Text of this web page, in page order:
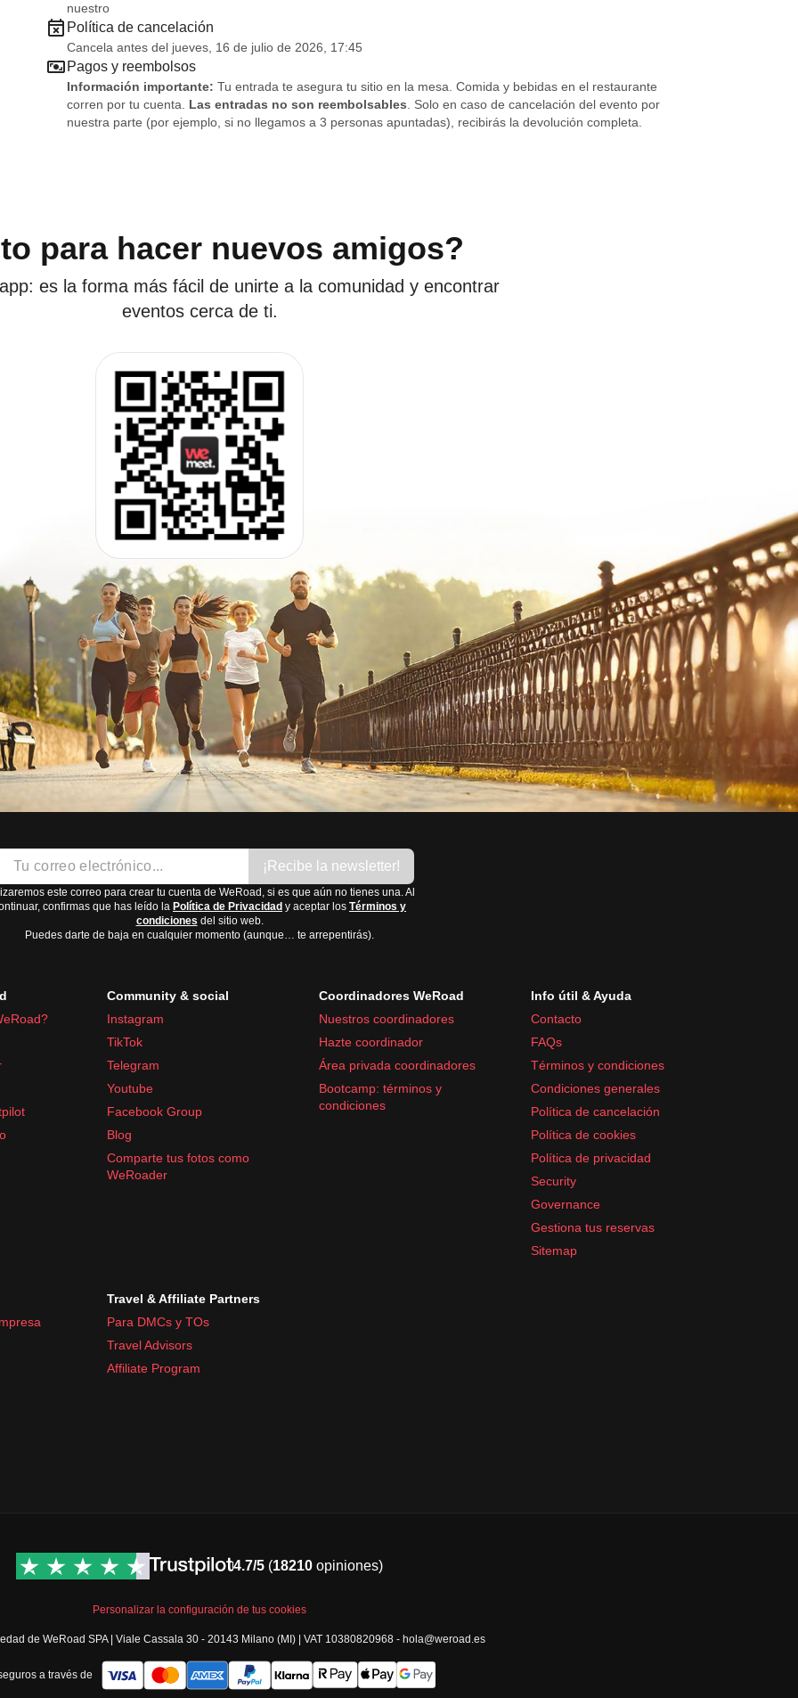
nuestro
Política de cancelación
Cancela antes del jueves, 16 de julio de 2026, 17:45
Pagos y reembolsos
Información importante: Tu entrada te asegura tu sitio en la mesa. Comida y bebidas en el restaurante
corren por tu cuenta. Las entradas no son reembolsables . Solo en caso de cancelación del evento por
nuestra parte (por ejemplo, si no llegamos a 3 personas apuntadas), recibirás la devolución completa.
para hacer nuevos amigos?
es la forma más fácil de unirte a la comunidad y encontrar
eventos cerca de ti.
¡Recibe la newsletter!
este correo para crear tu cuenta de WeRoad, si es que aún no tienes una. Al
confirmas que has leído la Política de Privacidad y aceptar los Términos y
condiciones del sitio web.
Puedes darte de baja en cualquier momento (aunque… te arrepentirás).
Community & social
Instagram
TikTok
Telegram
Youtube
Facebook Group
Blog
Comparte tus fotos como
WeRoader
Coordinadores WeRoad
Nuestros coordinadores
Hazte coordinador
Área privada coordinadores
Bootcamp: términos y
condiciones
Info útil & Ayuda
Contacto
FAQs
Términos y condiciones
Condiciones generales
Política de cancelación
Política de cookies
Política de privacidad
Security
Governance
Gestiona tus reservas
Sitemap
Travel & Affiliate Partners
Para DMCs y TOs
Travel Advisors
Affiliate Program
4.7/5 (18210 opiniones)
Personalizar la configuración de tus cookies
de WeRoad SPA | Viale Cassala 30 - 20143 Milano (MI) | VAT 10380820968 - hola@weroad.es
a través de